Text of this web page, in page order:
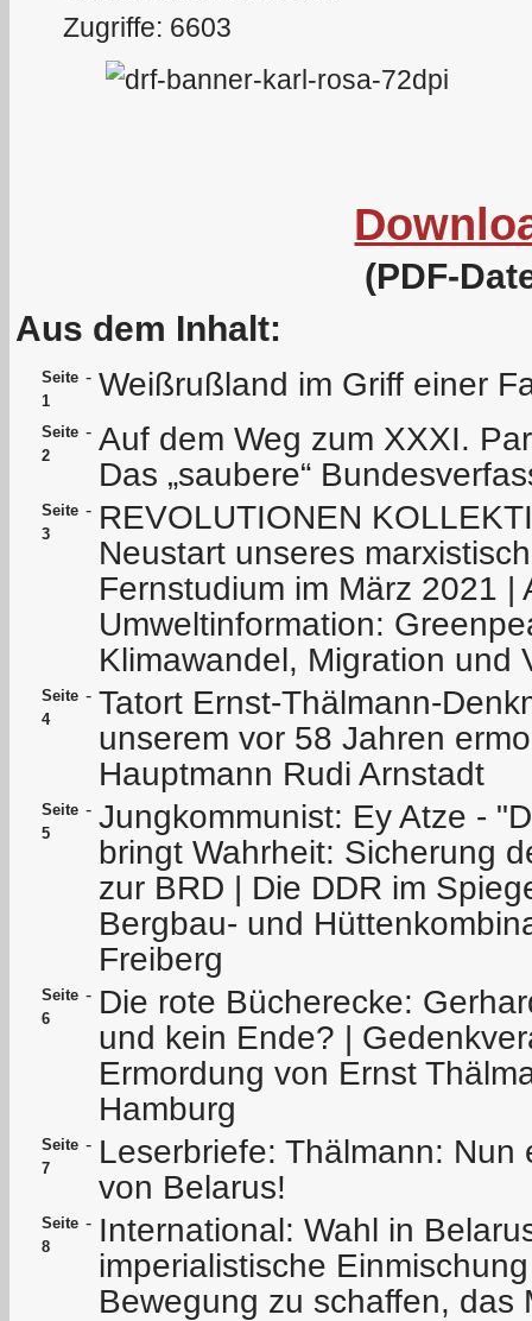
Zugriffe: 6603
(PDF-
Aus dem Inhalt:
Seite
1
- Weißrußland im Griff einer
Seite
2
- Auf dem Weg zum XXXI.
Das „saubere“
Seite
3
- REVOLUTIONEN
Neustart unseres
Fernstudium im März 2021 |
Umweltinformation:
Klimawandel, Migration und
Seite
4
- Tatort Ernst-Thälmann-
unserem vor 58 Jahren
Hauptmann Rudi Arnstadt
Seite
5
- Jungkommunist: Ey Atze -
bringt Wahrheit: Sicherung
zur BRD | Die DDR im
Bergbau- und
Freiberg
Seite
6
- Die rote Bücherecke:
und kein Ende? |
Ermordung von Ernst
Hamburg
Seite
7
- Leserbriefe: Thälmann:
von Belarus!
Seite
8
- International: Wahl in
imperialistische
Bewegung zu schaffen, das